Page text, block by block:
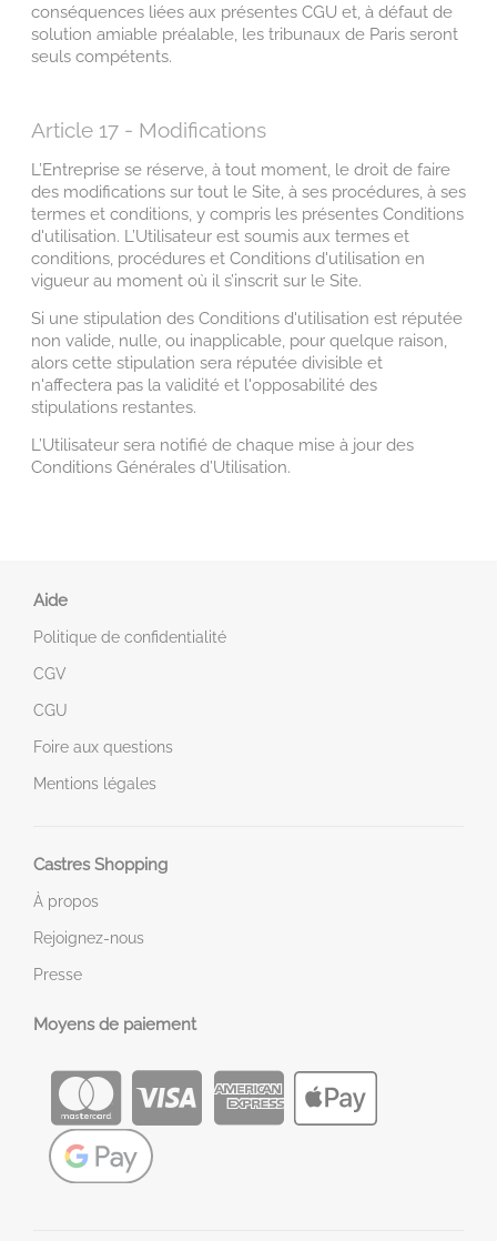
conséquences liées aux présentes CGU et, à défaut de
solution amiable préalable, les tribunaux de Paris seront
seuls compétents.
Article 17 - Modifications
L’Entreprise se réserve, à tout moment, le droit de faire
des modifications sur tout le Site, à ses procédures, à ses
termes et conditions, y compris les présentes Conditions
d'utilisation. L’Utilisateur est soumis aux termes et
conditions, procédures et Conditions d'utilisation en
vigueur au moment où il s’inscrit sur le Site.
Si une stipulation des Conditions d'utilisation est réputée
non valide, nulle, ou inapplicable, pour quelque raison,
alors cette stipulation sera réputée divisible et
n'affectera pas la validité et l'opposabilité des
stipulations restantes.
L’Utilisateur sera notifié de chaque mise à jour des
Conditions Générales d’Utilisation.
Aide
Politique de confidentialité
CGV
CGU
Foire aux questions
Mentions légales
Castres Shopping
À propos
Rejoignez-nous
Presse
Moyens de paiement